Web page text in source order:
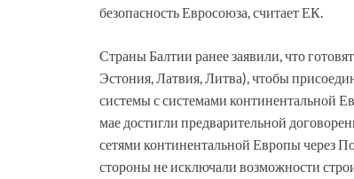
безопасность Евросоюза, считает ЕК.
Страны Балтии ранее заявили, что
Эстония, Латвия, Литва), чтобы
системы с системами континентальной
мае достигли предварительной
сетями континентальной Европы через
стороны не исключали возможности